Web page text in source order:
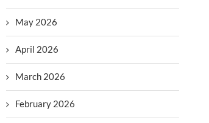
May 2026
April 2026
March 2026
February 2026